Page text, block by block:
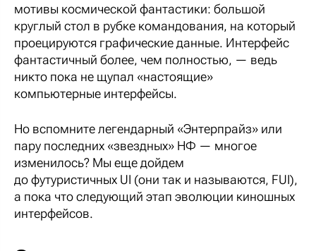
мотивы космической фантастики: большой
круглый стол в рубке командования, на который
проецируются графические данные. Интерфейс
фантастичный более, чем полностью, — ведь
никто пока не щупал «настоящие»
компьютерные интерфейсы.
Но вспомните легендарный «Энтерпрайз» или
пару последних «звездных» НФ — многое
изменилось? Мы еще дойдем
до футуристичных UI (они так и называются, FUI),
а пока что следующий этап эволюции киношных
интерфейсов.